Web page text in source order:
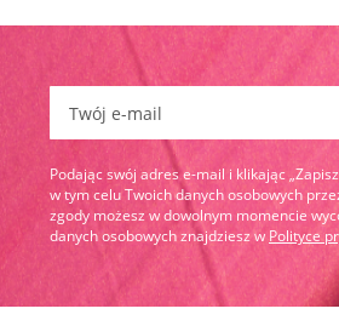
Podając swój adres e-mail i klikając
w tym celu Twoich danych osobowych
zgody możesz w dowolnym momencie
danych osobowych znajdziesz w Polityce